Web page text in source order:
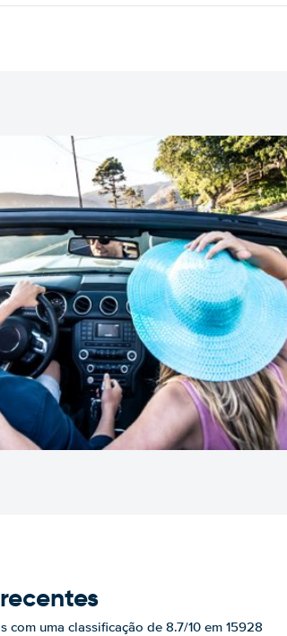
com uma classificação de 8.7/10 em 15928